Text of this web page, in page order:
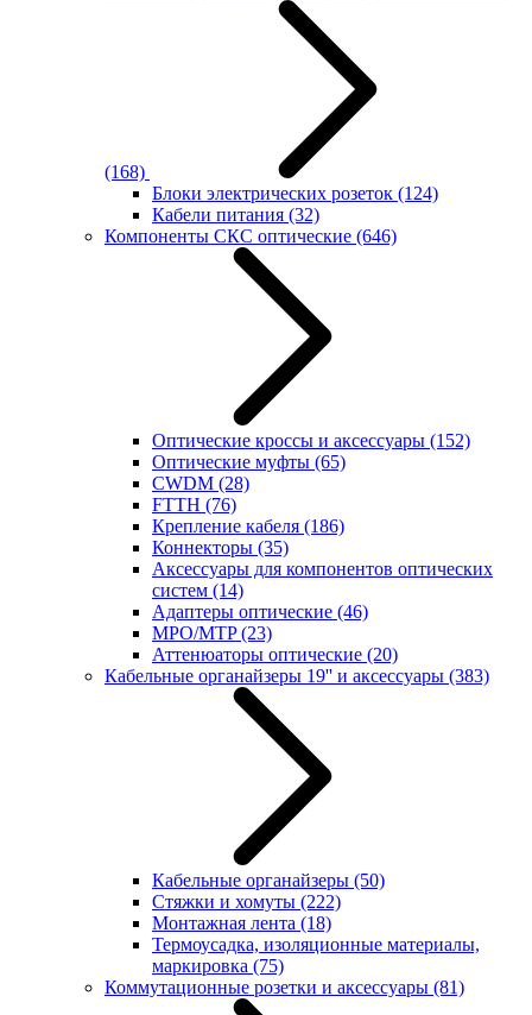
(168)
Блоки электрических розеток (124)
Кабели питания (32)
Компоненты СКС оптические (646)
Оптические кроссы и аксессуары (152)
Оптические муфты (65)
CWDM (28)
FTTH (76)
Крепление кабеля (186)
Коннекторы (35)
Аксессуары для компонентов оптических
систем (14)
Адаптеры оптические (46)
MPO/MTP(23)
Аттенюаторы оптические (20)
Кабельные органайзеры 19'' и аксессуары (383)
Кабельные органайзеры (50)
Стяжки и хомуты (222)
Монтажная лента (18)
Термоусадка, изоляционные материалы,
маркировка (75)
Коммутационные розетки и аксессуары (81)